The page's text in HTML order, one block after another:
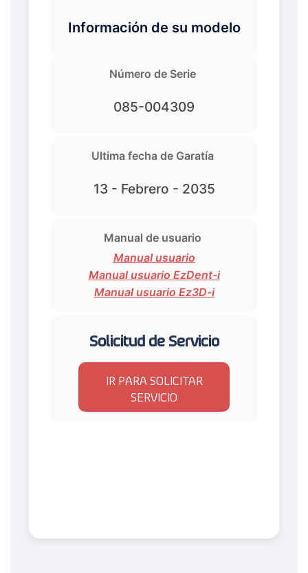
Información de su modelo
Número de Serie
085-004309
Ultima fecha de Garatía
13 - Febrero - 2035
Manual de usuario
Manual usuario
Manual usuario EzDent-i
Manual usuario Ez3D-i
Solicitud de Servicio
IR PARA SOLICITAR
SERVICIO